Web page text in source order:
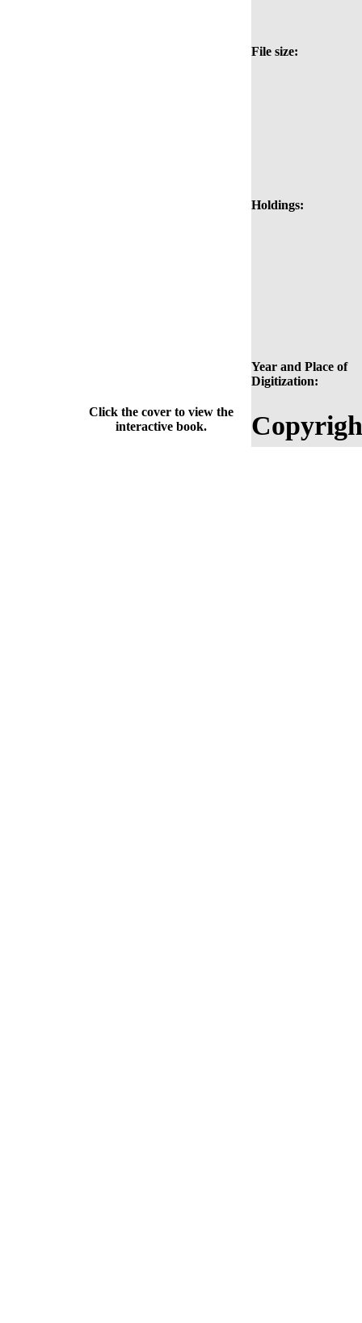
File size:
Holdings:
Year and Place of
Digitization:
Click the cover to view the
interactive book.